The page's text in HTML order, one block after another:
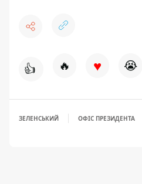
👍 🔥 ♥ 😭
ЗЕЛЕНСЬКИЙ ОФІС ПРЕЗИДЕНТА